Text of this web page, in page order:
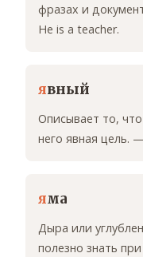
фразах и
He is a teacher.
явный
Описывает то,
него явная цель.
яма
Дыра или
полезно знать